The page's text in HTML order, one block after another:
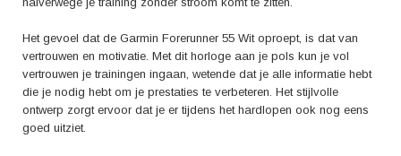
Het gevoel dat de Garmin Forerunner 55 Wit oproept, is dat van
vertrouwen en motivatie. Met dit horloge aan je pols kun je vol
vertrouwen je trainingen ingaan, wetende dat je alle informatie hebt
die je nodig hebt om je prestaties te verbeteren. Het stijlvolle
ontwerp zorgt ervoor dat je er tijdens het hardlopen ook nog eens
goed uitziet.